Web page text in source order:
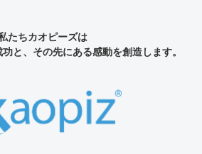
たちカオピーズは
と、その先にある感動を創造します。